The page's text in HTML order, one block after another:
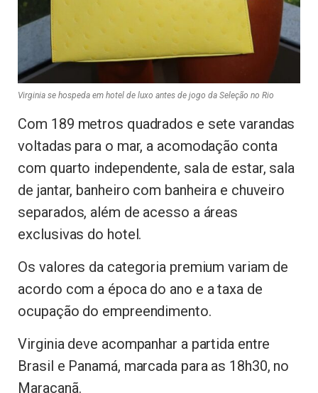
Virginia se hospeda em hotel de luxo antes de jogo da Seleção no Rio
Com 189 metros quadrados e sete varandas
voltadas para o mar, a acomodação conta
com quarto independente, sala de estar, sala
de jantar, banheiro com banheira e chuveiro
separados, além de acesso a áreas
exclusivas do hotel.
Os valores da categoria premium variam de
acordo com a época do ano e a taxa de
ocupação do empreendimento.
Virginia deve acompanhar a partida entre
Brasil e Panamá, marcada para as 18h30, no
Maracanã.